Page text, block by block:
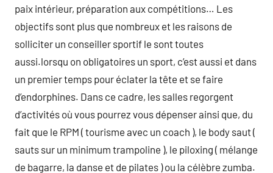
paix intérieur, préparation aux compétitions… Les
objectifs sont plus que nombreux et les raisons de
solliciter un conseiller sportif le sont toutes
aussi.lorsqu on obligatoires un sport, c’est aussi et dans
un premier temps pour éclater la tête et se faire
d’endorphines. Dans ce cadre, les salles regorgent
d’activités où vous pourrez vous dépenser ainsi que, du
fait que le RPM ( tourisme avec un coach ), le body saut (
sauts sur un minimum trampoline ), le piloxing ( mélange
de bagarre, la danse et de pilates ) ou la célèbre zumba.